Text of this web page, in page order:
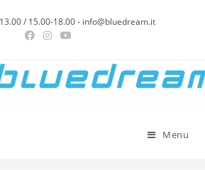
/ 15.00-18.00 - info@bluedream.it
Menu